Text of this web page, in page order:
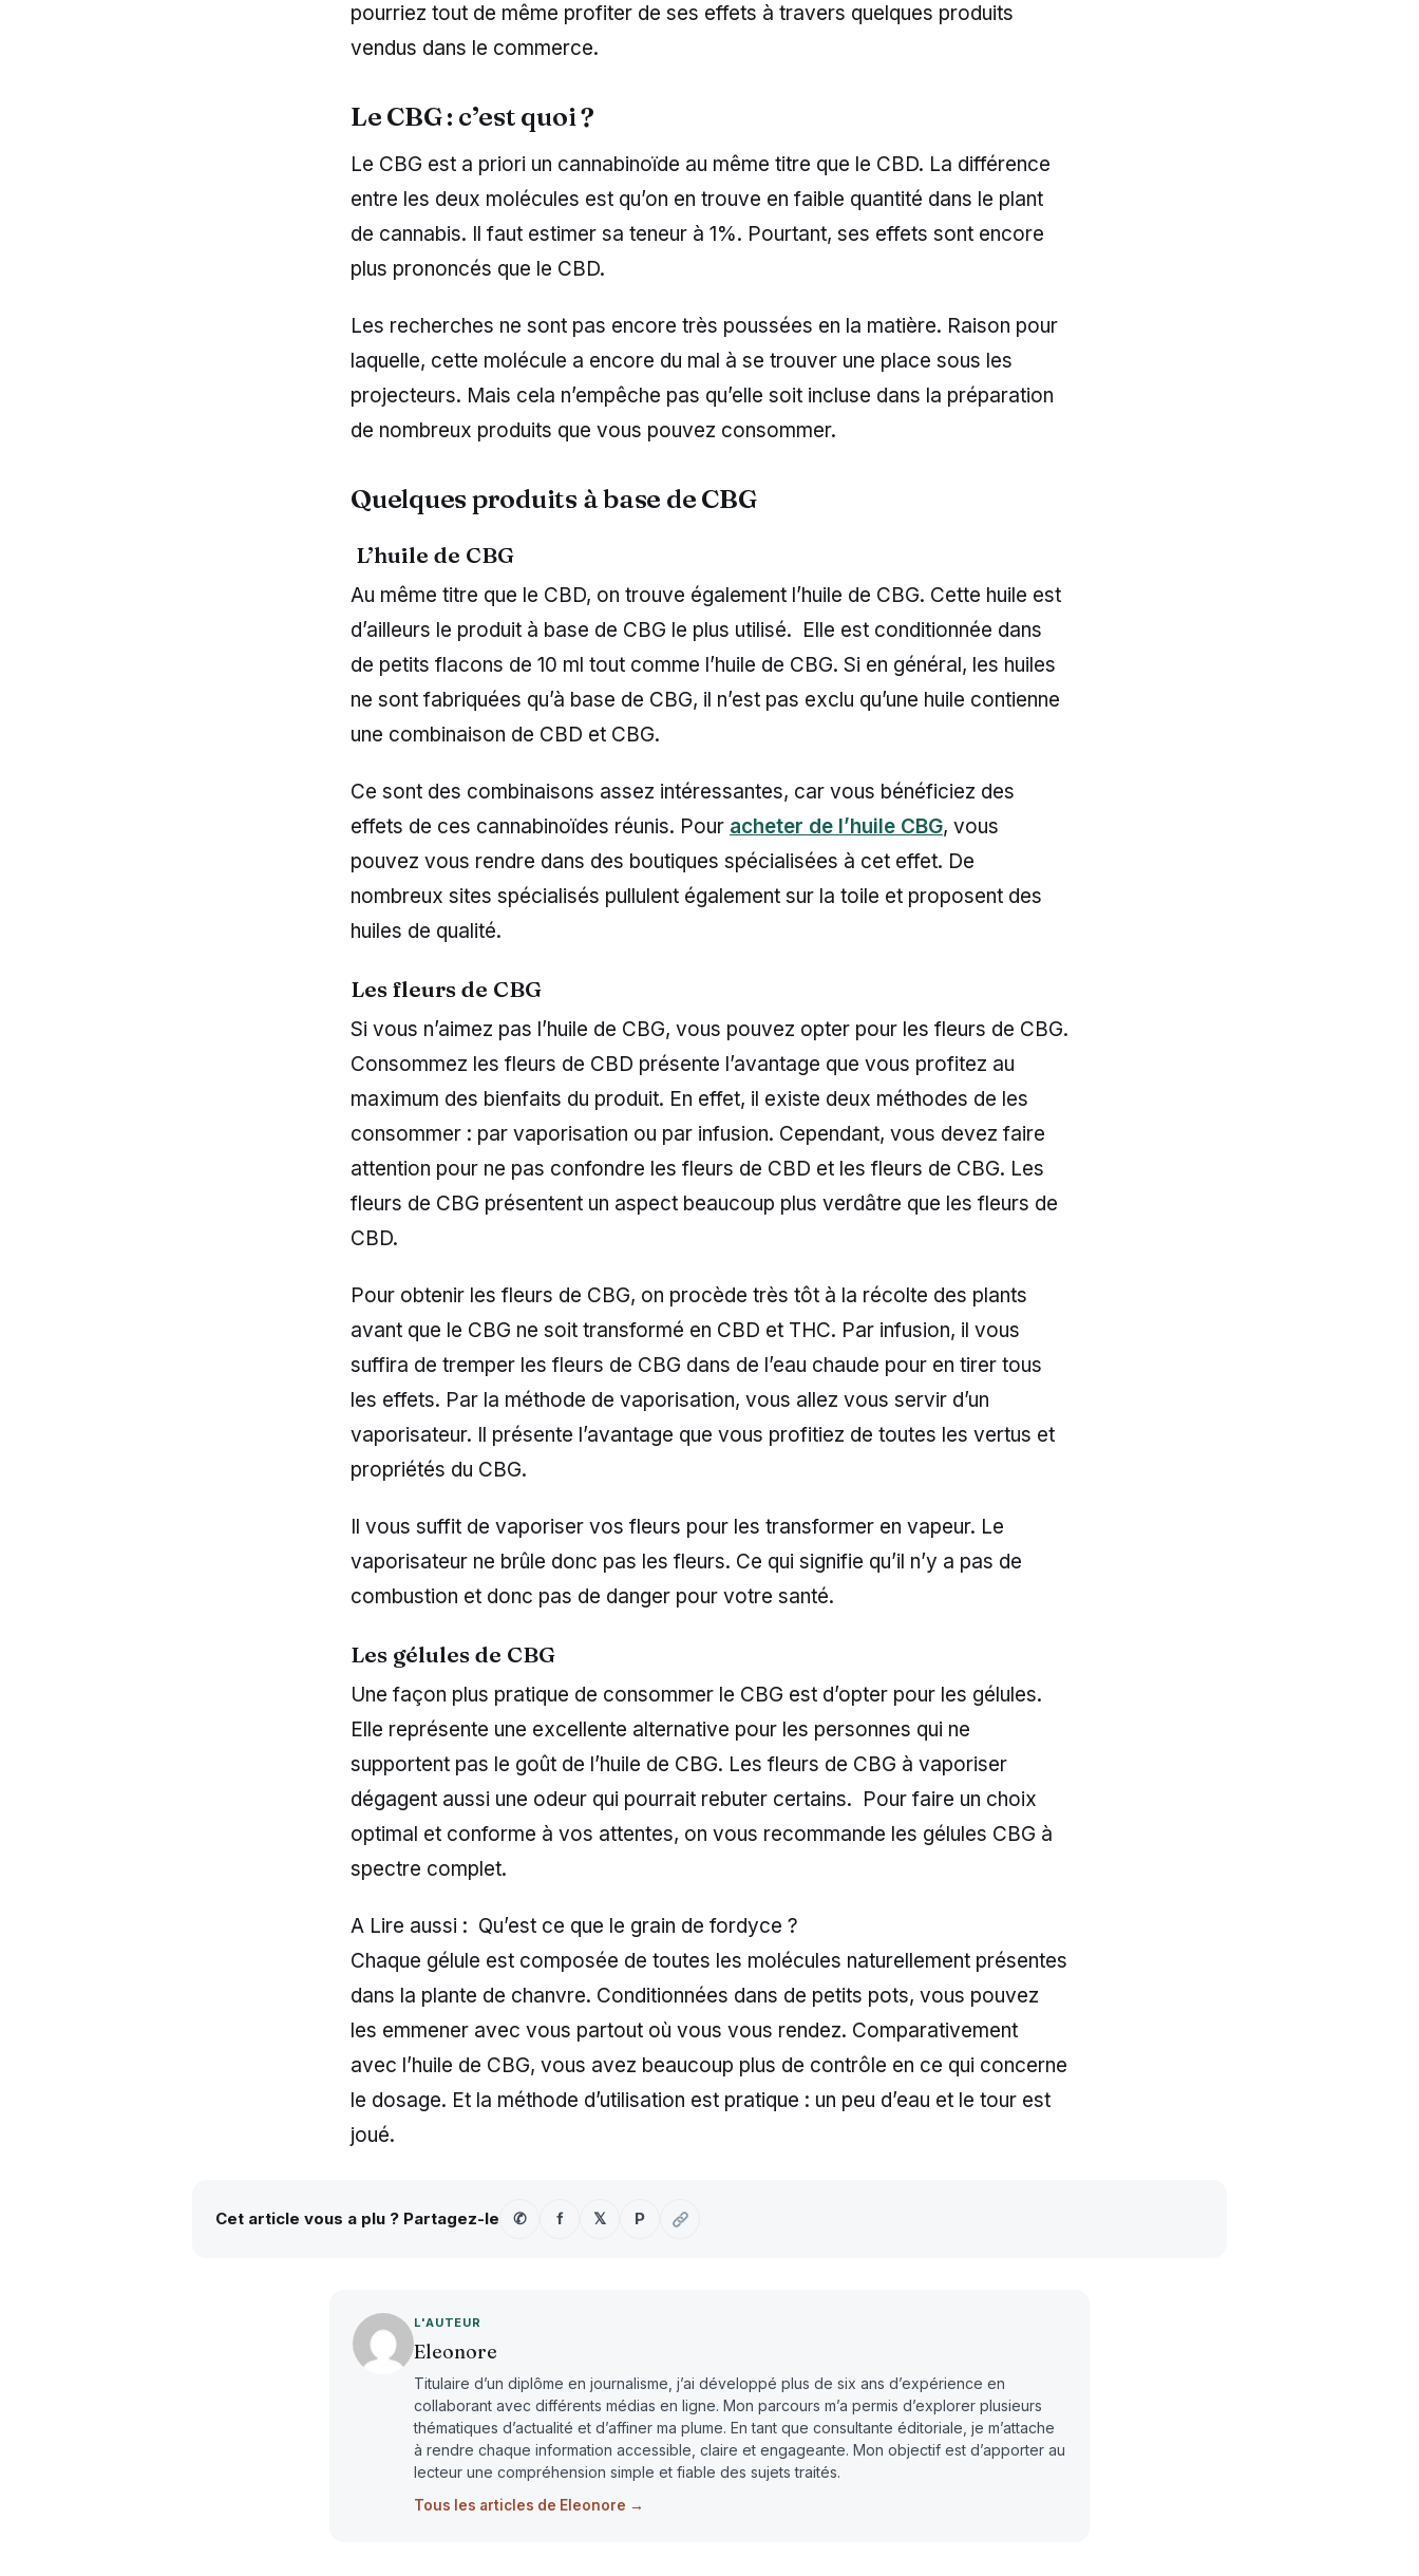
pourriez tout de même profiter de ses effets à travers quelques produits
vendus dans le commerce.
Le CBG : c’est quoi ?
Le CBG est a priori un cannabinoïde au même titre que le CBD. La différence
entre les deux molécules est qu’on en trouve en faible quantité dans le plant
de cannabis. Il faut estimer sa teneur à 1%. Pourtant, ses effets sont encore
plus prononcés que le CBD.
Les recherches ne sont pas encore très poussées en la matière. Raison pour
laquelle, cette molécule a encore du mal à se trouver une place sous les
projecteurs. Mais cela n’empêche pas qu’elle soit incluse dans la préparation
de nombreux produits que vous pouvez consommer.
Quelques produits à base de CBG
L’huile de CBG
Au même titre que le CBD, on trouve également l’huile de CBG. Cette huile est
d’ailleurs le produit à base de CBG le plus utilisé. Elle est conditionnée dans
de petits flacons de 10 ml tout comme l’huile de CBG. Si en général, les huiles
ne sont fabriquées qu’à base de CBG, il n’est pas exclu qu’une huile contienne
une combinaison de CBD et CBG.
Ce sont des combinaisons assez intéressantes, car vous bénéficiez des
effets de ces cannabinoïdes réunis. Pour acheter de l’huile CBG, vous
pouvez vous rendre dans des boutiques spécialisées à cet effet. De
nombreux sites spécialisés pullulent également sur la toile et proposent des
huiles de qualité.
Les fleurs de CBG
Si vous n’aimez pas l’huile de CBG, vous pouvez opter pour les fleurs de CBG.
Consommez les fleurs de CBD présente l’avantage que vous profitez au
maximum des bienfaits du produit. En effet, il existe deux méthodes de les
consommer : par vaporisation ou par infusion. Cependant, vous devez faire
attention pour ne pas confondre les fleurs de CBD et les fleurs de CBG. Les
fleurs de CBG présentent un aspect beaucoup plus verdâtre que les fleurs de
CBD.
Pour obtenir les fleurs de CBG, on procède très tôt à la récolte des plants
avant que le CBG ne soit transformé en CBD et THC. Par infusion, il vous
suffira de tremper les fleurs de CBG dans de l’eau chaude pour en tirer tous
les effets. Par la méthode de vaporisation, vous allez vous servir d’un
vaporisateur. Il présente l’avantage que vous profitiez de toutes les vertus et
propriétés du CBG.
Il vous suffit de vaporiser vos fleurs pour les transformer en vapeur. Le
vaporisateur ne brûle donc pas les fleurs. Ce qui signifie qu’il n’y a pas de
combustion et donc pas de danger pour votre santé.
Les gélules de CBG
Une façon plus pratique de consommer le CBG est d’opter pour les gélules.
Elle représente une excellente alternative pour les personnes qui ne
supportent pas le goût de l’huile de CBG. Les fleurs de CBG à vaporiser
dégagent aussi une odeur qui pourrait rebuter certains. Pour faire un choix
optimal et conforme à vos attentes, on vous recommande les gélules CBG à
spectre complet.
A Lire aussi : Qu’est ce que le grain de fordyce ?
Chaque gélule est composée de toutes les molécules naturellement présentes
dans la plante de chanvre. Conditionnées dans de petits pots, vous pouvez
les emmener avec vous partout où vous vous rendez. Comparativement
avec l’huile de CBG, vous avez beaucoup plus de contrôle en ce qui concerne
le dosage. Et la méthode d’utilisation est pratique : un peu d’eau et le tour est
joué.
Cet article vous a plu ? Partagez-le ✆ f 𝕏 P
L'AUTEUR
Eleonore
Titulaire d’un diplôme en journalisme, j’ai développé plus de six ans d’expérience en
collaborant avec différents médias en ligne. Mon parcours m’a permis d’explorer plusieurs
thématiques d’actualité et d’affiner ma plume. En tant que consultante éditoriale, je m’attache
à rendre chaque information accessible, claire et engageante. Mon objectif est d’apporter au
lecteur une compréhension simple et fiable des sujets traités.
Tous les articles de Eleonore →